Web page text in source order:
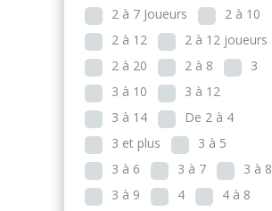
2 à 7 Joueurs
2 à 10
2 à 12
2 à 12 joueurs
2 à 20
2 à 8
3
3 à 10
3 à 12
3 à 14
De 2 à 4
3 et plus
3 à 5
3 à 6
3 à 7
3 à 8
3 à 9
4
4 à 8